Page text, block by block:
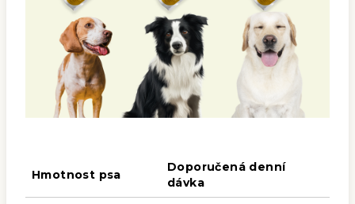
Hmotnost psa
Doporučená denní
dávka